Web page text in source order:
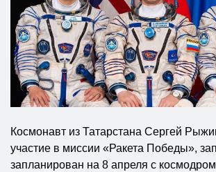
Космонавт из Татарстана Сергей
участие в миссии «Ракета Победы»,
запланирован на 8 апреля с